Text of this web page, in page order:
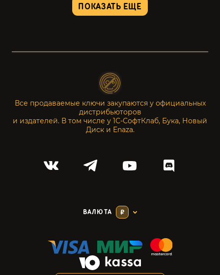
ПОКАЗАТЬ ЕЩЕ
Все продаваемые ключи закупаются у официальных
дистрибьюторов
и издателей. В том числе у 1С-СофтКлаб, Бука, Новый
Диск и Enaza.
ВАЛЮТА ₽